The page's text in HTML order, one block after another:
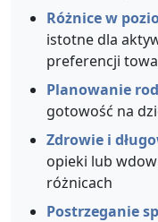
Różnice w
istotne dla
preferencji
Planowanie
gotowość na
Zdrowie i
opieki lub
różnicach
Postrzeganie